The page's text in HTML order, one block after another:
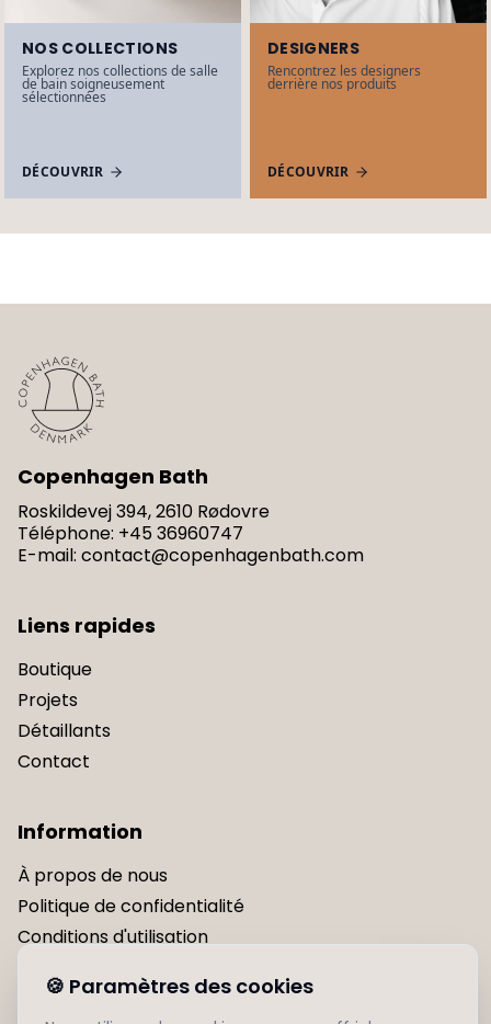
NOS COLLECTIONS
Explorez nos collections de salle
de bain soigneusement
sélectionnées
DÉCOUVRIR
DESIGNERS
Rencontrez les designers
derrière nos produits
DÉCOUVRIR
Copenhagen Bath
Roskildevej 394, 2610 Rødovre
Téléphone: +45 36960747
E-mail: contact@copenhagenbath.com
Liens rapides
Boutique
Projets
Détaillants
Contact
Information
À propos de nous
Politique de confidentialité
Conditions d'utilisation
🍪 Paramètres des cookies